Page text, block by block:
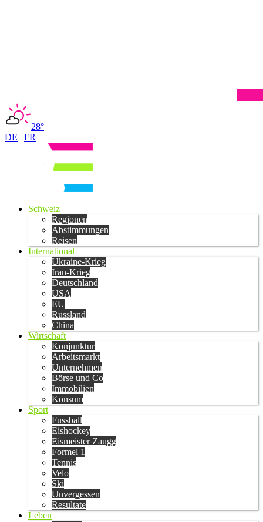
28°
DE | FR
Schweiz
Regionen
Abstimmungen
Reisen
International
Ukraine-Krieg
Iran-Krieg
Deutschland
USA
EU
Russland
China
Wirtschaft
Konjunktur
Arbeitsmarkt
Unternehmen
Börse und Co
Immobilien
Konsum
Sport
Fussball
Eishockey
Eismeister Zaugg
Formel 1
Tennis
Velo
Ski
Unvergessen
Resultate
Leben